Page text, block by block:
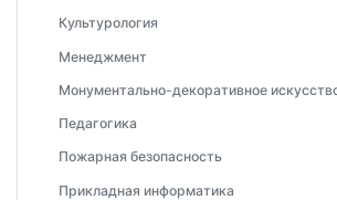
Культурология
Менеджмент
Монументально-декоративное
Педагогика
Пожарная безопасность
Прикладная информатика